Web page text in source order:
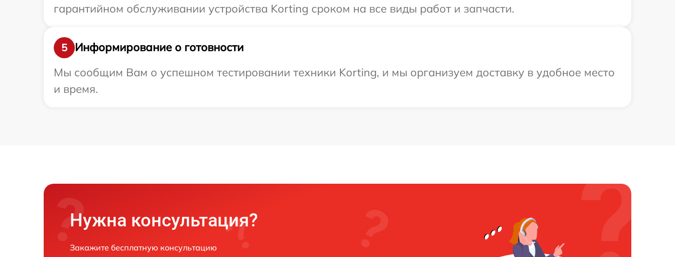
гарантийном обслуживании устройства Korting сроком на все виды работ и запчасти.
5
Информирование о готовности
Мы сообщим Вам о успешном тестировании техники Korting, и мы организуем доставку в удобное место
и время.
Нужна консультация?
Закажите бесплатную консультацию